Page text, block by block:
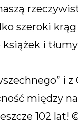
szeroki
i
i
między
102 lat!